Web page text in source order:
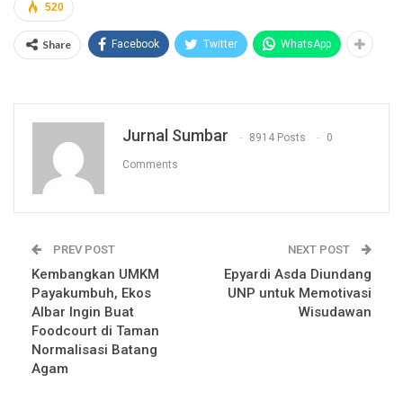
520
Share Facebook Twitter WhatsApp
Jurnal Sumbar 8914 Posts 0
Comments
PREV POST
Kembangkan UMKM
Payakumbuh, Ekos
Albar Ingin Buat
Foodcourt di Taman
Normalisasi Batang
Agam
NEXT POST
Epyardi Asda Diundang
UNP untuk Memotivasi
Wisudawan